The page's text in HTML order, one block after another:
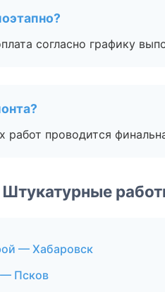
согласно графику
работ проводится
— Хабаровск
— Псков